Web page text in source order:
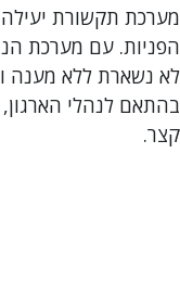
מערכת תקשורת
הפניות. עם מערכת
לא נשארת ללא מענה
בהתאם לנהלי
קצר.